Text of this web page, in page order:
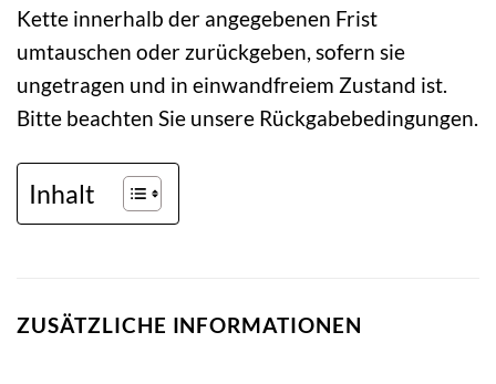
Kette innerhalb der angegebenen Frist
umtauschen oder zurückgeben, sofern sie
ungetragen und in einwandfreiem Zustand ist.
Bitte beachten Sie unsere Rückgabebedingungen.
Inhalt
ZUSÄTZLICHE INFORMATIONEN